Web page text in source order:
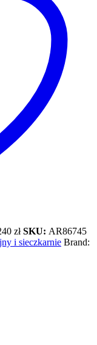
zł SKU: AR86745
i sieczkarnie Brand: